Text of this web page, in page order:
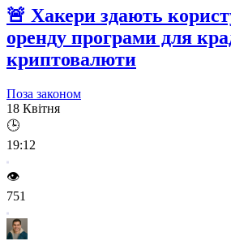
🚨 Хакери здають
оренду програми для
криптовалюти
Поза законом
18 Квітня
🕒
19:12
👁️
751